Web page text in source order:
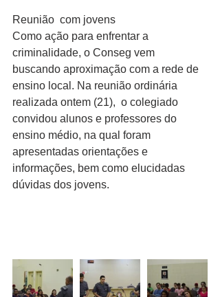
Reunião  com jovens
Como ação para enfrentar a
criminalidade, o Conseg vem
buscando aproximação com a rede de
ensino local. Na reunião ordinária
realizada ontem (21),  o colegiado
convidou alunos e professores do
ensino médio, na qual foram
apresentadas orientações e
informações, bem como elucidadas
dúvidas dos jovens.